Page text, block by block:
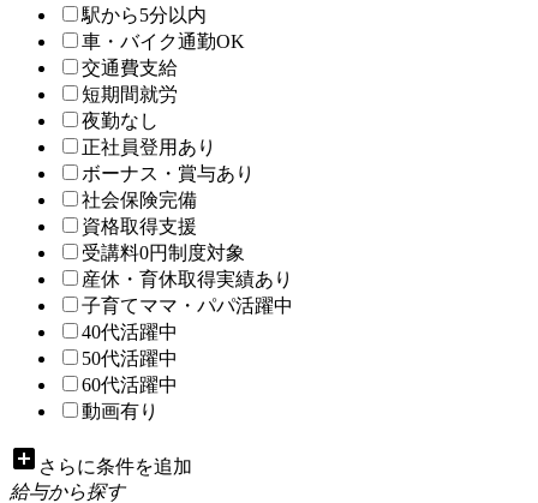
駅から5分以内
車・バイク通勤OK
交通費支給
短期間就労
夜勤なし
正社員登用あり
ボーナス・賞与あり
社会保険完備
資格取得支援
受講料0円制度対象
産休・育休取得実績あり
子育てママ・パパ活躍中
40代活躍中
50代活躍中
60代活躍中
動画有り
add_box さらに条件を追加
給与から探す